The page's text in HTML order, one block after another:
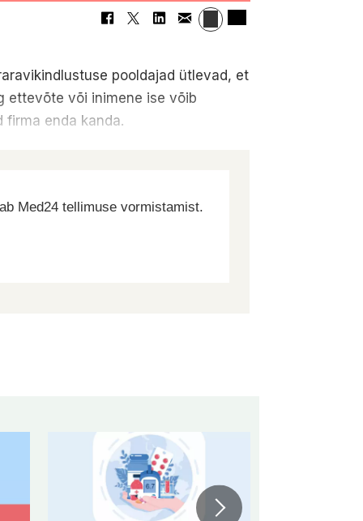
pooldajad ütlevad, et
ettevõte või inimene ise võib
firma enda kanda.
Med24 tellimuse vormistamist.